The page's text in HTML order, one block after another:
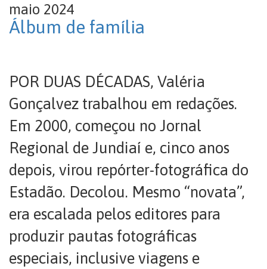
maio 2024
Álbum de família
POR DUAS DÉCADAS, Valéria
Gonçalvez trabalhou em redações.
Em 2000, começou no Jornal
Regional de Jundiaí e, cinco anos
depois, virou repórter-fotográfica do
Estadão. Decolou. Mesmo “novata”,
era escalada pelos editores para
produzir pautas fotográficas
especiais, inclusive viagens e